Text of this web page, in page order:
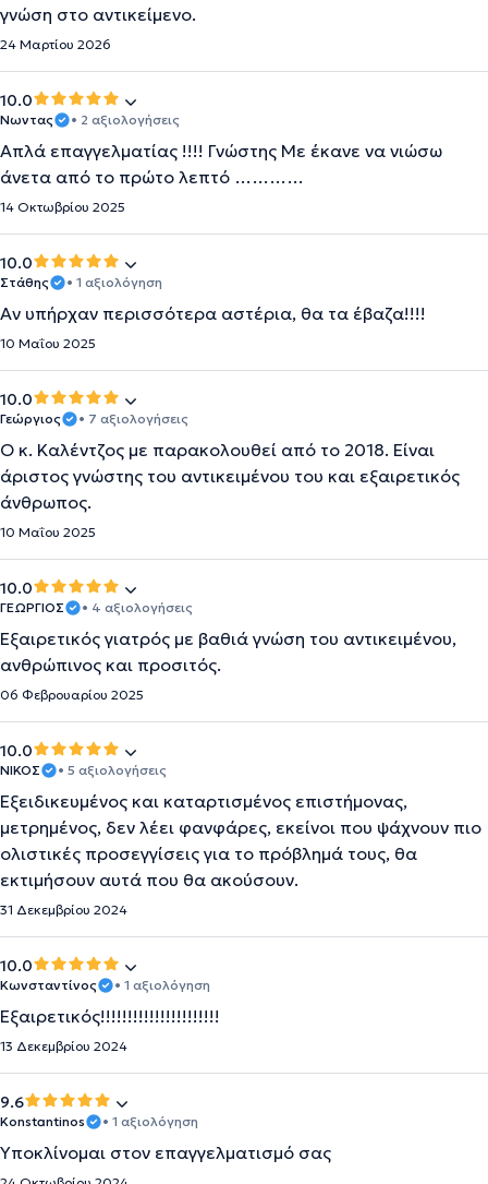
γνώση στο αντικείμενο.
24 Μαρτίου 2026
10.0
Νωντας • 2 αξιολογήσεις
Απλά επαγγελματίας !!!! Γνώστης Με έκανε να νιώσω
άνετα από το πρώτο λεπτό …………
14 Οκτωβρίου 2025
10.0
Στάθης • 1 αξιολόγηση
Αν υπήρχαν περισσότερα αστέρια, θα τα έβαζα!!!!
10 Μαΐου 2025
10.0
Γεώργιος • 7 αξιολογήσεις
Ο κ. Καλέντζος με παρακολουθεί από το 2018. Είναι
άριστος γνώστης του αντικειμένου του και εξαιρετικός
άνθρωπος.
10 Μαΐου 2025
10.0
ΓΕΩΡΓΙΟΣ • 4 αξιολογήσεις
Εξαιρετικός γιατρός με βαθιά γνώση του αντικειμένου,
ανθρώπινος και προσιτός.
06 Φεβρουαρίου 2025
10.0
ΝΙΚΟΣ • 5 αξιολογήσεις
Εξειδικευμένος και καταρτισμένος επιστήμονας,
μετρημένος, δεν λέει φανφάρες, εκείνοι που ψάχνουν πιο
ολιστικές προσεγγίσεις για το πρόβλημά τους, θα
εκτιμήσουν αυτά που θα ακούσουν.
31 Δεκεμβρίου 2024
10.0
Κωνσταντίνος • 1 αξιολόγηση
Εξαιρετικός!!!!!!!!!!!!!!!!!!!!!!
13 Δεκεμβρίου 2024
9.6
Konstantinos • 1 αξιολόγηση
Υποκλίνομαι στον επαγγελματισμό σας